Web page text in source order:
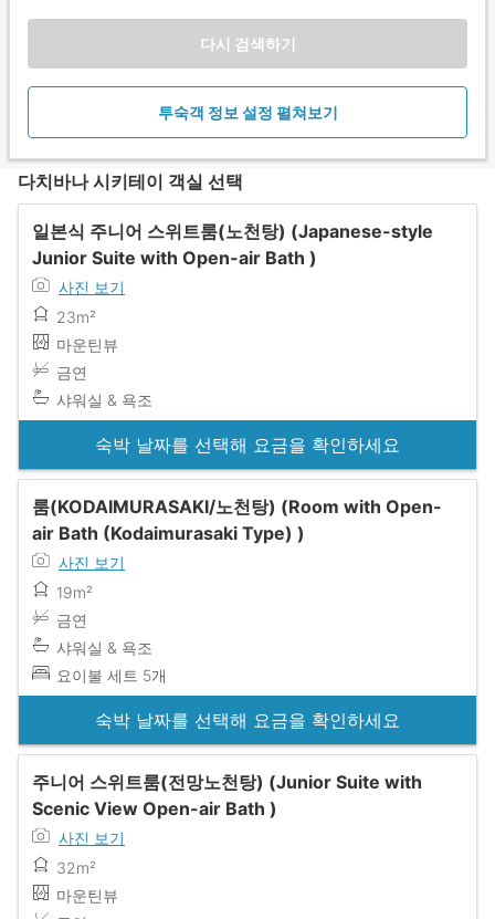
다시 검색하기
투숙객 정보 설정 펼쳐보기
다치바나 시키테이 객실 선택
일본식 주니어 스위트룸(노천탕) (Japanese-style
Junior Suite with Open-air Bath )
사진 보기
23m²
마운틴뷰
금연
샤워실 & 욕조
숙박 날짜를 선택해 요금을 확인하세요
룸(KODAIMURASAKI/노천탕) (Room with Open-
air Bath (Kodaimurasaki Type) )
사진 보기
19m²
금연
샤워실 & 욕조
요이불 세트 5개
숙박 날짜를 선택해 요금을 확인하세요
주니어 스위트룸(전망노천탕) (Junior Suite with
Scenic View Open-air Bath )
사진 보기
32m²
마운틴뷰